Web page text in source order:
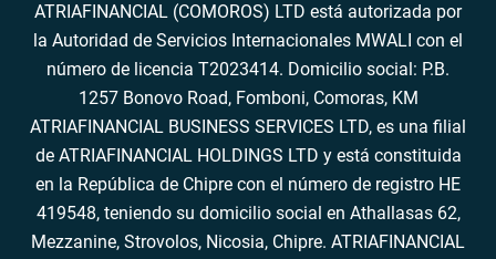
ATRIAFINANCIAL (COMOROS) LTD está autorizada por
la Autoridad de Servicios Internacionales MWALI con el
número de licencia T2023414. Domicilio social: P.B.
1257 Bonovo Road, Fomboni, Comoras, KM
ATRIAFINANCIAL BUSINESS SERVICES LTD, es una filial
de ATRIAFINANCIAL HOLDINGS LTD y está constituida
en la República de Chipre con el número de registro HE
419548, teniendo su domicilio social en Athallasas 62,
Mezzanine, Strovolos, Nicosia, Chipre. ATRIAFINANCIAL